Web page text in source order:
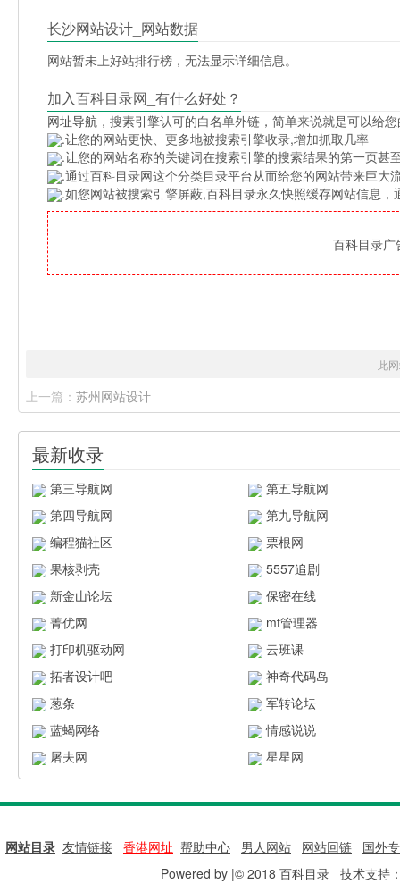
长沙网站设计_网站数据
网站暂未上好站排行榜，无法显示详细信息。
加入百科目录网_有什么好处？
网址导航 ，搜素引擎认可的白名单外链，简单来说就是可以给
.让您的网站更快、更多地被搜索引擎收录,增加抓取几率
.让您的网站名称的关键词在搜索引擎的搜索结果的第一页甚
.通过百科目录网这个分类目录平台从而给您的网站带来巨大
.如您网站被搜索引擎屏蔽,百科目录永久快照缓存网站信息
百科目录
此
上一篇： 苏州网站设计
最新收录
第三导航网
第五导航网
第四导航网
第九导航网
编程猫社区
票根网
果核剥壳
5557追剧
新金山论坛
保密在线
菁优网
mt管理器
打印机驱动网
云班课
拓者设计吧
神奇代码岛
葱条
军转论坛
蓝蝎网络
情感说说
屠夫网
星星网
网站目录 友情链接 香港网址 帮助中心 男人网站 网站回链
国外
Powered by |© 2018 百科目录技术支持